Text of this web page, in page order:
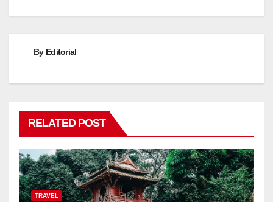
By Editorial
RELATED POST
TRAVEL